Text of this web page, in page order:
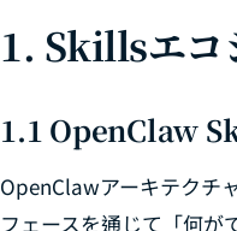
1. Skillsエコ
1.1 OpenClaw
OpenClawアーキテクチ
フェースを通じて「何が